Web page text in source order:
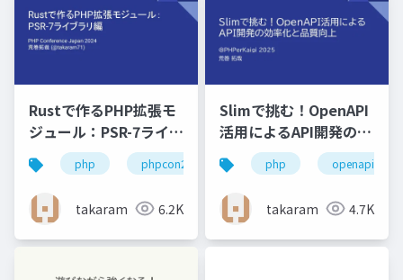
Rustで作るPHP拡張モ
ジュール：PSR-7ライブ
ラリ編php phpcon2024
takaram 6.2K
Slimで挑む！OpenAPI
活用によるAPI開発の効
率化と品質向上
php openapi
takaram 4.7K